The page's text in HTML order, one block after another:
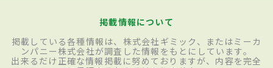
掲載情報について
掲載している各種情報は、株式会社ギミック、またはミーカ
ンパニー株式会社が調査した情報をもとにしています。
出来るだけ正確な情報掲載に努めておりますが、内容を完全